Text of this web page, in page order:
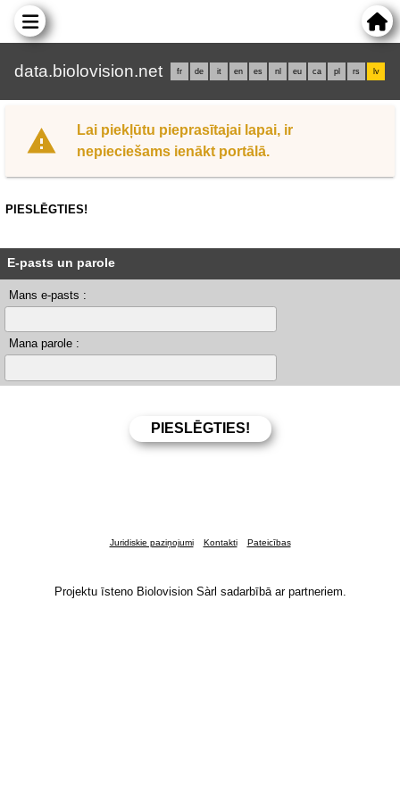
data.biolovision.net fr de it en es nl eu ca pl rs lv
Lai piekļūtu pieprasītajai lapai, ir
nepieciešams ienākt portālā.
PIESLĒGTIES!
E-pasts un parole
Mans e-pasts :
Mana parole :
Juridiskie paziņojumi Kontakti Pateicības
Projektu īsteno Biolovision Sàrl sadarbībā ar partneriem.